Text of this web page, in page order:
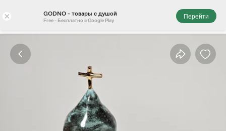
× GODNO - товары с душой
Free - Бесплатно в Google Play
Перейти